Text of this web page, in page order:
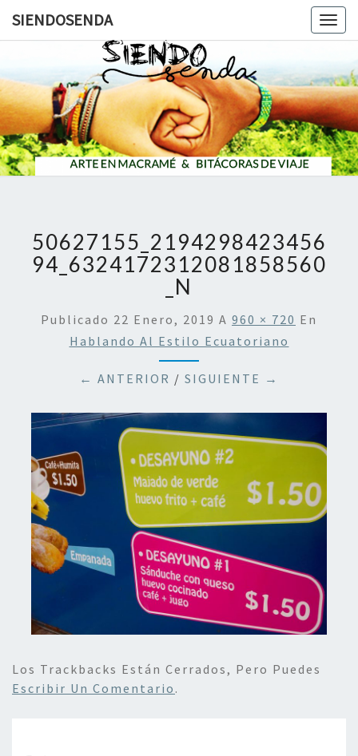
SIENDOSENDA
50627155_2194298423456
94_6324172312081858560
_N
Publicado 22 Enero, 2019 A 960 × 720 En
Hablando Al Estilo Ecuatoriano
← ANTERIOR / SIGUIENTE →
Los Trackbacks Están Cerrados, Pero Puedes
Escribir Un Comentario .